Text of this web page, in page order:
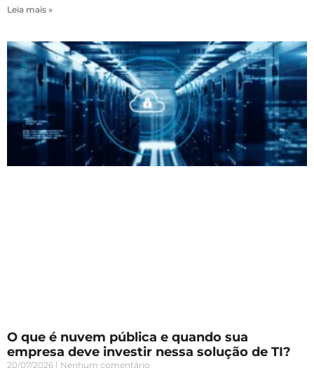
Leia mais »
O que é nuvem pública e quando sua
empresa deve investir nessa solução de TI?
20/07/2026 Nenhum comentário